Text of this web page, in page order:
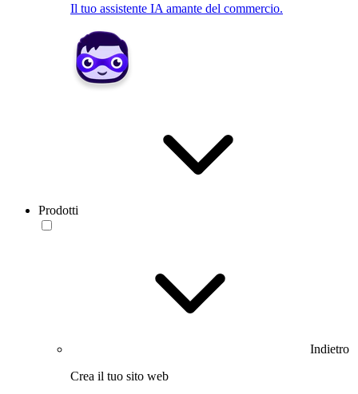
Il tuo assistente IA amante del commercio.
Prodotti
Indietro
Crea il tuo sito web